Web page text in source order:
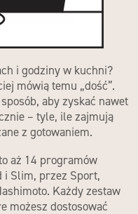
i godziny w kuchni?
mówią temu „dość”.
aby zyskać nawet
– tyle, ile zajmują
z gotowaniem.
aż 14 programów
i Slim, przez Sport,
Każdy zestaw
możesz dostosować